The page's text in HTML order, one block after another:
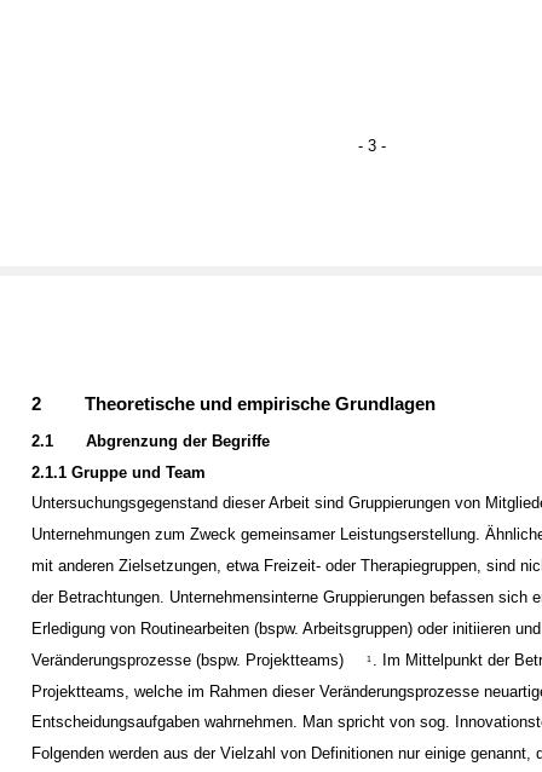
- 3 -
2 Theoretische und empirische Grundlagen
2.1
Abgrenzung der Begriffe
2.1.1 Gruppe und Team
Untersuchungsgegenstand dieser Arbeit sind Gruppierungen von
Unternehmungen zum Zweck gemeinsamer Leistungserstellung.
mit anderen Zielsetzungen, etwa Freizeit- oder Therapiegruppen, sind
der Betrachtungen. Unternehmensinterne Gruppierungen befassen sich
Erledigung von Routinearbeiten (bspw. Arbeitsgruppen) oder initiieren
Veränderungsprozesse (bspw. Projektteams)
1
. Im Mittelpunkt der
Projektteams, welche im Rahmen dieser Veränderungsprozesse
Entscheidungsaufgaben wahrnehmen. Man spricht von sog.
Folgenden werden aus der Vielzahl von Definitionen nur einige genannt,